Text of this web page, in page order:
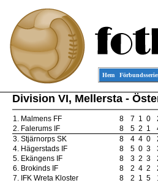
Hem
Division VI, Mellersta -
1. Malmens FF 8 7 1 0
2. Falerums IF 8 5 2 1
3. Stjärnorps SK 8 4 4 0
4. Hägerstads IF 8 5 0 3
5. Ekängens IF 8 3 2 3
6. Brokinds IF 8 2 4 2
7. IFK Wreta Kloster 8 2 1 5